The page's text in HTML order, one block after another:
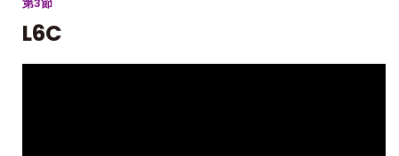
第3節
L6C